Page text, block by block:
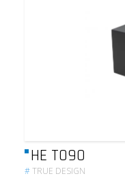
HE T090
#TRUE DESIGN